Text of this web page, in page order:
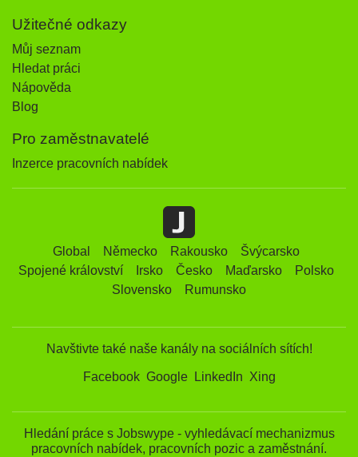
Užitečné odkazy
Můj seznam
Hledat práci
Nápověda
Blog
Pro zaměstnavatelé
Inzerce pracovních nabídek
Global Německo Rakousko
Švýcarsko
Spojené království
Irsko Česko Maďarsko
Polsko
Slovensko
Rumunsko
Navštivte také naše kanály na sociálních sítích!
Facebook Google LinkedIn Xing
Hledání práce s Jobswype - vyhledávací mechanizmus
pracovních nabídek, pracovních pozic a zaměstnání.